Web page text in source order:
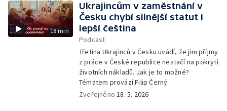
18 min
Ukrajincům v zaměstnání v
Česku chybí silnější statut i
lepší čeština
Podcast
Třetina Ukrajinců v Česku uvádí, že jim příjmy
z práce v České republice nestačí na pokrytí
životních nákladů. Jak je to možné?
Tématem provází Filip Černý.
Zveřejněno18. 5. 2026